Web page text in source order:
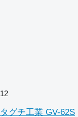
12
タグチ工業 GV-62S